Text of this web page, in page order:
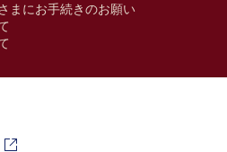
まにお手続きのお願い